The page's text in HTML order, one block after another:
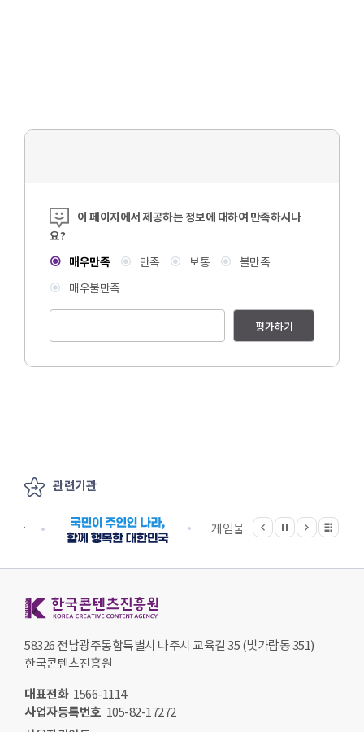
콘텐츠 만족도 조사
이 페이지에서 제공하는 정보에 대하여 만족하시나
요?
매우만족
만족 보통
불만족
매우불만족
평가하기
관련기관
게임물관리위원회
이전
정지
다음 관련기관 전체보기
58326 전남광주통합특별시 나주시 교육길 35 (빛가람동 351)
한국콘텐츠진흥원
대표전화 1566-1114
사업자등록번호 105-82-17272